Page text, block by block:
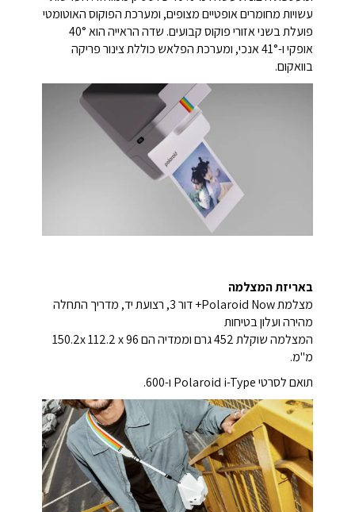
עשויות מחומרים אופטיים מצופים, ומערכת הפוקוס האוטומטי
פועלת בשני אזורי פוקוס קבועים. שדה הראייה הוא 40°
אופקי ו-41° אנכי, ומערכת הפלאש כוללת צינור פריקה
בוואקום.
באריזת המצלמה
מצלמת Polaroid Now+ דור 3, רצועת יד, מדריך התחלה
מהירה ועלון בטיחות
המצלמה שוקלת 452 גרם וממדיה הם 150.2x 112.2 x 96
מ"מ.
תואם לסרטי Polaroid i-Type ו-600.